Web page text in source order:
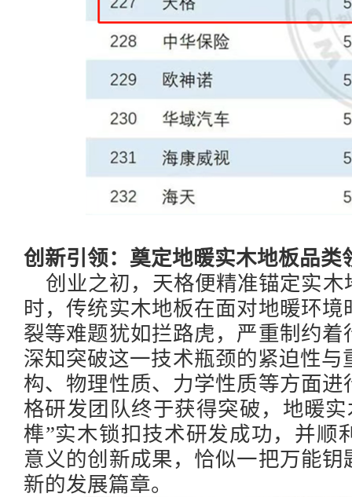
创新引领：奠定地暖实木地板品类
创业之初，天格便精准锚定实
时，传统实木地板在面对地暖环
裂等难题犹如拦路虎，严重制约
深知突破这一技术瓶颈的紧迫性与
构、物理性质、力学性质等方面
格研发团队终于获得突破，地暖
榫”实木锁扣技术研发成功，并顺
意义的创新成果，恰似一把万能
新的发展篇章。